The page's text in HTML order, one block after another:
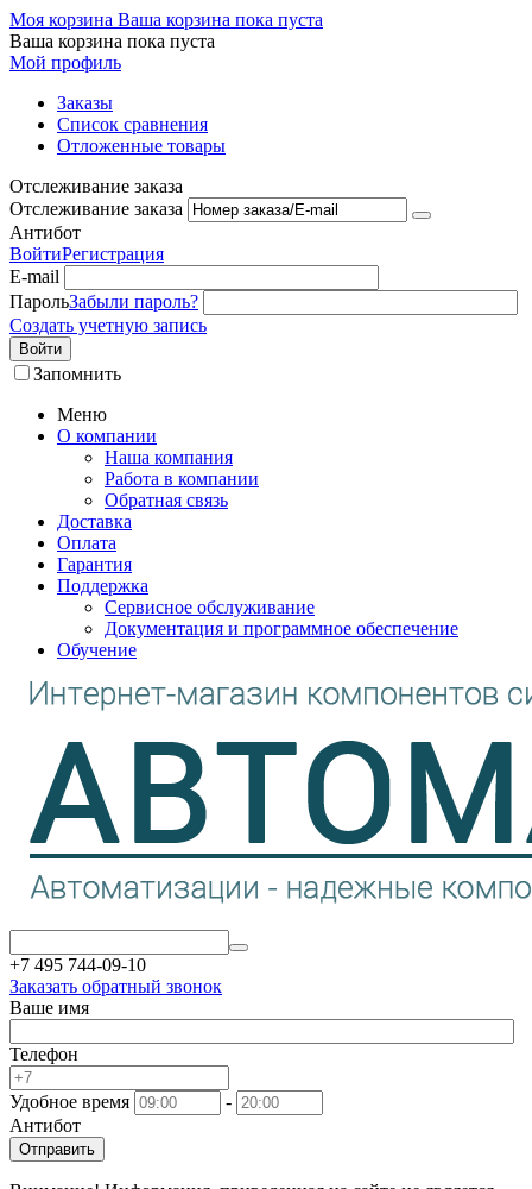
Моя корзина Ваша корзина пока пуста
Ваша корзина пока пуста
Мой профиль
Заказы
Список сравнения
Отложенные товары
Отслеживание заказа
Отслеживание заказа
Антибот
ВойтиРегистрация
E-mail
ПарольЗабыли пароль?
Создать учетную запись
Войти
Запомнить
Меню
О компании
Наша компания
Работа в компании
Обратная связь
Доставка
Оплата
Гарантия
Поддержка
Сервисное обслуживание
Документация и программное обеспечение
Обучение
+7 495 744-09-10
Заказать обратный звонок
Ваше имя
Телефон
Удобное время
-
Антибот
Отправить